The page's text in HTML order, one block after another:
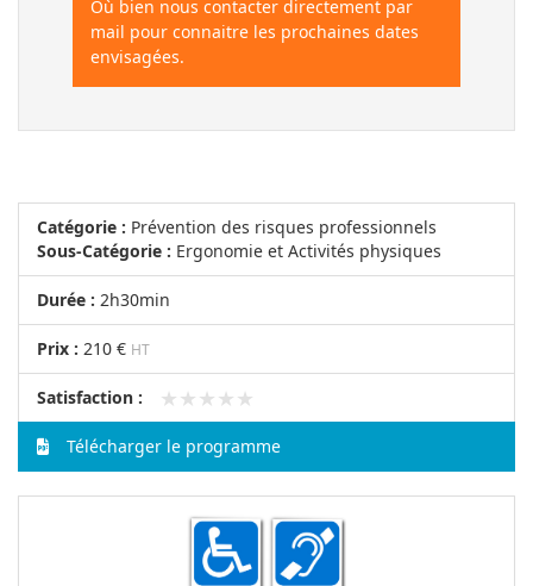
Où bien nous contacter directement par
mail pour connaitre les prochaines dates
envisagées.
Catégorie : Prévention des risques professionnels
Sous-Catégorie : Ergonomie et Activités physiques
Durée : 2h30min
Prix : 210 € HT
Satisfaction : ★★★★★
★★★★★
Télécharger le programme